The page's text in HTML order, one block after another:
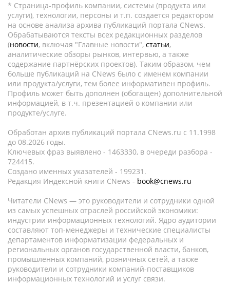
* Страница-профиль компании, системы (продукта или
услуги), технологии, персоны и т.п. создается редактором
на основе анализа архива публикаций портала CNews.
Обрабатываются тексты всех редакционных разделов
(новости, включая "Главные новости", статьи,
аналитические обзоры рынков, интервью, а также
содержание партнёрских проектов). Таким образом, чем
больше публикаций на CNews было с именем компании
или продукта/услуги, тем более информативен профиль.
Профиль может быть дополнен (обогащен) дополнительной
информацией, в т.ч. презентацией о компании или
продукте/услуге.
Обработан архив публикаций портала CNews.ru c 11.1998
до 08.2026 годы.
Ключевых фраз выявлено - 1463330, в очереди разбора -
724415.
Создано именных указателей - 199231.
Редакция Индексной книги CNews - book@cnews.ru
Читатели CNews — это руководители и сотрудники одной
из самых успешных отраслей российской экономики:
индустрии информационных технологий. Ядро аудитории
составляют топ-менеджеры и технические специалисты
департаментов информатизации федеральных и
региональных органов государственной власти, банков,
промышленных компаний, розничных сетей, а также
руководители и сотрудники компаний-поставщиков
информационных технологий и услуг связи.